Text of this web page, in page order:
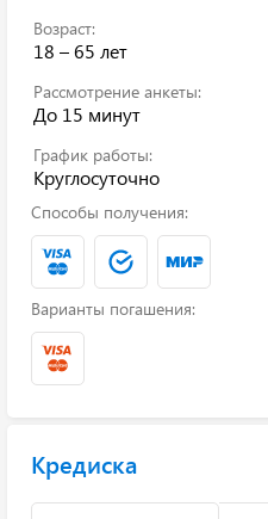
Возраст:
18 – 65 лет
Рассмотрение анкеты:
До 15 минут
График работы:
Круглосуточно
Способы получения:
Варианты погашения:
Кредиска